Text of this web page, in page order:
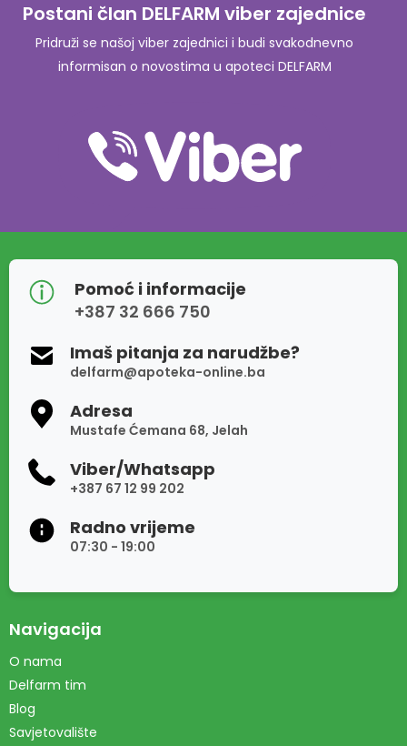
Postani član DELFARM viber zajednice
Pridruži se našoj viber zajednici i budi svakodnevno
informisan o novostima u apoteci DELFARM
Pomoć i informacije
+387 32 666 750
Imaš pitanja za narudžbe?
delfarm@apoteka-online.ba
Adresa
Mustafe Ćemana 68, Jelah
Viber/Whatsapp
+387 67 12 99 202
Radno vrijeme
07:30 - 19:00
Navigacija
O nama
Delfarm tim
Blog
Savjetovalište